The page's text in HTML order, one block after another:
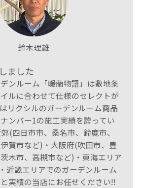
鈴木理雄
ました
ンルーム「暖蘭物語」は敷地条
ルに合わせて仕様のセレクトが
リクシルのガーデンルーム商品
ンバー1の施工実績を誇ってい
(四日市市、桑名市、鈴鹿市、
賀市など)・大阪府(吹田市、豊
木市、高槻市など)・東海エリア
近畿エリアでのガーデンルーム
実績の当店にお任せください!!